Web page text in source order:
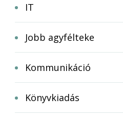
IT
Jobb agyfélteke
Kommunikáció
Könyvkiadás